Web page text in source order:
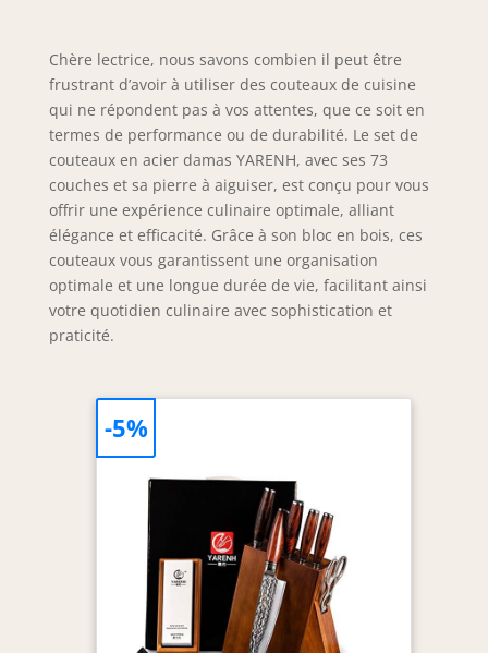
Chère lectrice, nous savons combien il peut être
frustrant d’avoir à utiliser des couteaux de cuisine
qui ne répondent pas à vos attentes, que ce soit en
termes de performance ou de durabilité. Le set de
couteaux en acier damas YARENH, avec ses 73
couches et sa pierre à aiguiser, est conçu pour vous
offrir une expérience culinaire optimale, alliant
élégance et efficacité. Grâce à son bloc en bois, ces
couteaux vous garantissent une organisation
optimale et une longue durée de vie, facilitant ainsi
votre quotidien culinaire avec sophistication et
praticité.
-5%